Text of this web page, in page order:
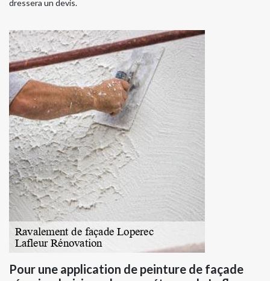
dressera un devis.
Pour une application de peinture de façade